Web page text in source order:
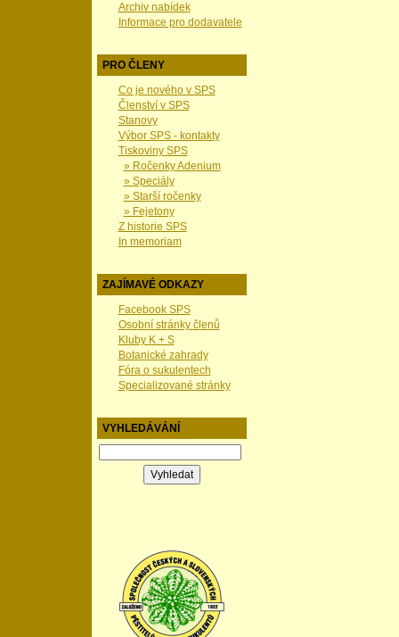
Archiv nabídek
Informace pro dodavatele
PRO ČLENY
Co je nového v SPS
Členství v SPS
Stanovy
Výbor SPS - kontakty
Tiskoviny SPS
» Ročenky Adenium
» Speciály
» Starší ročenky
» Fejetony
Z historie SPS
In memoriam
ZAJÍMAVÉ ODKAZY
Facebook SPS
Osobní stránky členů
Kluby K + S
Botanické zahrady
Fóra o sukulentech
Specializované stránky
VYHLEDÁVÁNÍ